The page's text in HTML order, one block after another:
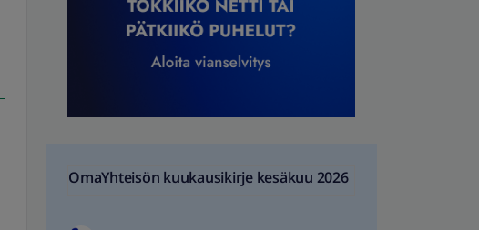
OmaYhteisön kuukausikirje kesäkuu 2026